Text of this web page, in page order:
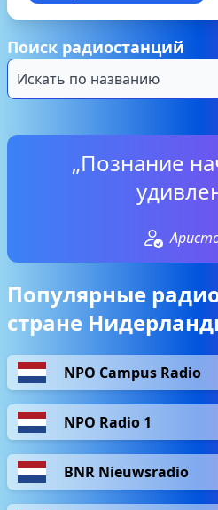
Поиск радиостанций
„Познание
Популярные
стране
NPO Campus Radio
NPO Radio 1
BNR Nieuwsradio